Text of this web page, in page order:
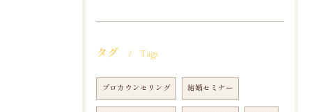
タグ Tags
プロカウンセリング 結婚セミナー